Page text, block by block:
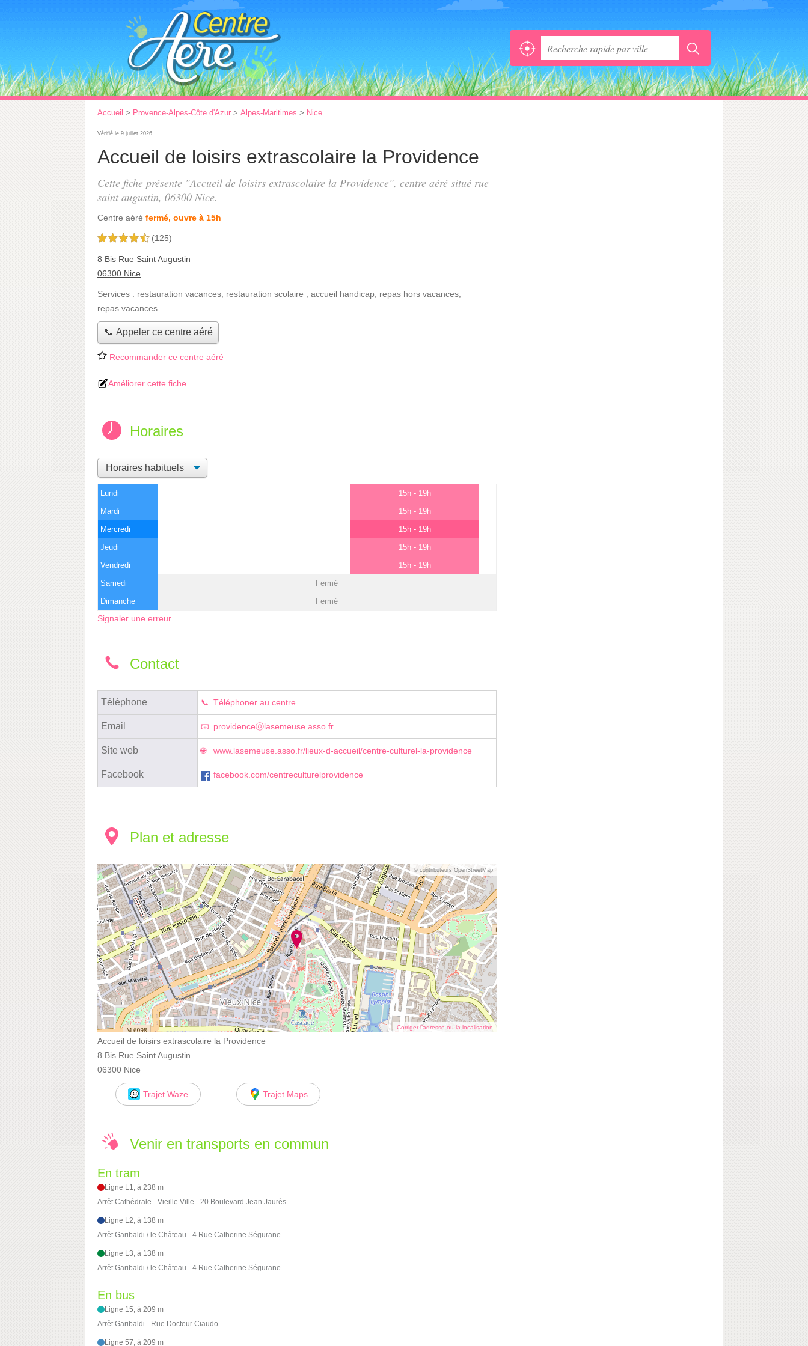
Accueil > Provence-Alpes-Côte d'Azur > Alpes-Maritimes > Nice
Vérifié le 9 juillet 2026
Accueil de loisirs extrascolaire la Providence
Cette fiche présente "Accueil de loisirs extrascolaire la Providence", centre aéré situé rue
saint augustin, 06300 Nice.
Centre aéré fermé, ouvre à 15h
4,5 étoiles sur 5 (125)
8 Bis Rue Saint Augustin
06300 Nice
Services : restauration vacances restauration scolaire accueil handicap repas hors vacances
repas vacances
📞 Appeler ce centre aéré
Recommander ce centre aéré
Améliorer cette fiche
Horaires
Lundi 15h - 19h
Mardi 15h - 19h
Mercredi 15h - 19h
Jeudi 15h - 19h
Vendredi 15h - 19h
Samedi Fermé
Dimanche Fermé
Signaler une erreur
Contact
Téléphone Téléphoner au centre
Email providenceⓐlasemeuse.asso.fr
Site web www.lasemeuse.asso.fr/lieux-d-accueil/centre-culturel-la-providence
Facebook facebook.com/centreculturelprovidence
Plan et adresse
© contributeurs OpenStreetMap
Corriger l’adresse ou la localisation
Accueil de loisirs extrascolaire la Providence
8 Bis Rue Saint Augustin
06300 Nice
Trajet Waze Trajet Maps
Venir en transports en commun
En tram
Ligne L1, à 238 m
Arrêt Cathédrale - Vieille Ville - 20 Boulevard Jean Jaurès
Ligne L2, à 138 m
Arrêt Garibaldi / le Château - 4 Rue Catherine Ségurane
Ligne L3, à 138 m
Arrêt Garibaldi / le Château - 4 Rue Catherine Ségurane
En bus
Ligne 15, à 209 m
Arrêt Garibaldi - Rue Docteur Ciaudo
Ligne 57, à 209 m